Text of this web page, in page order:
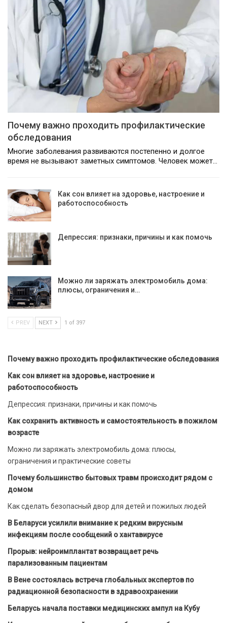
Почему важно проходить профилактические
обследования
Многие заболевания развиваются постепенно и долгое
время не вызывают заметных симптомов. Человек может…
Как сон влияет на здоровье, настроение и
работоспособность
Депрессия: признаки, причины и как помочь
Можно ли заряжать электромобиль дома:
плюсы, ограничения и…
PREV NEXT 1 of 397
Почему важно проходить профилактические обследования
Как сон влияет на здоровье, настроение и
работоспособность
Депрессия: признаки, причины и как помочь
Как сохранить активность и самостоятельность в пожилом
возрасте
Можно ли заряжать электромобиль дома: плюсы,
ограничения и практические советы
Почему большинство бытовых травм происходит рядом с
домом
Как сделать безопасный двор для детей и пожилых людей
В Беларуси усилили внимание к редким вирусным
инфекциям после сообщений о хантавирусе
Прорыв: нейроимплантат возвращает речь
парализованным пациентам
В Вене состоялась встреча глобальных экспертов по
радиационной безопасности в здравоохранении
Беларусь начала поставки медицинских ампул на Кубу